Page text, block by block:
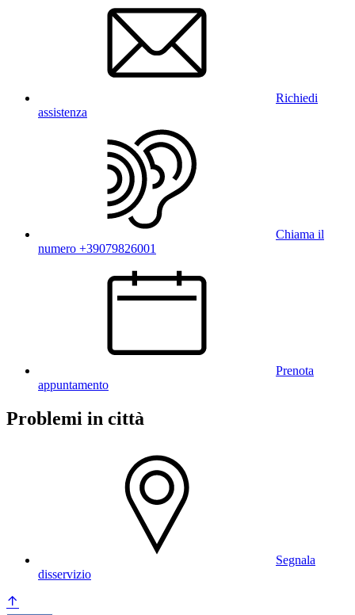
Richiedi
assistenza
Chiama il
numero +39079826001
Prenota
appuntamento
Problemi in città
Segnala
disservizio